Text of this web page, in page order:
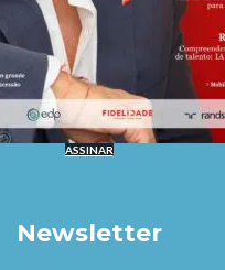
ASSINAR
Newsletter